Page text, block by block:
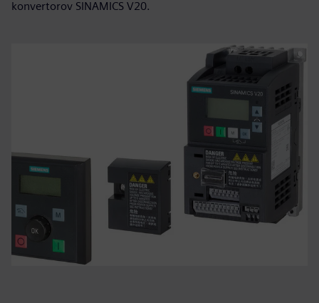
konvertorov SINAMICS V20.